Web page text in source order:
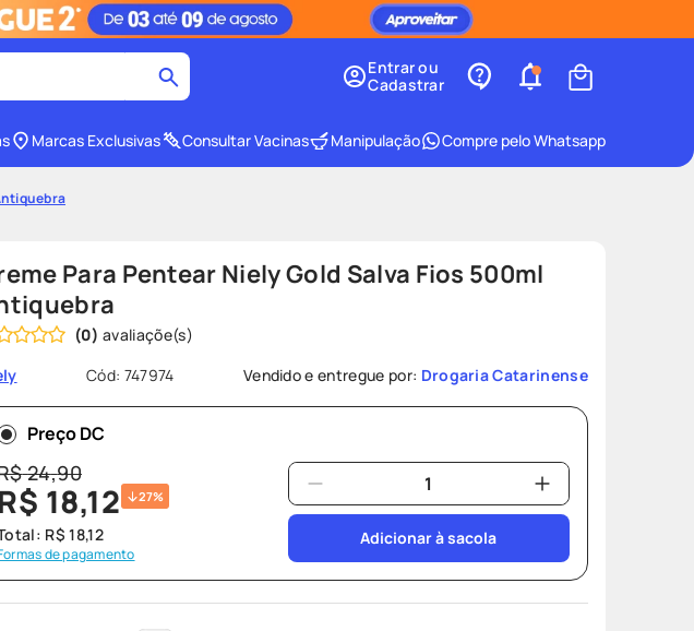
Entrar ou
Cadastrar
Marcas Exclusivas Consultar Vacinas Manipulação Compre pelo Whatsapp
Para Pentear Niely Gold Salva Fios 500ml
(0)
Cód: 747974 Vendido e entregue por: Drogaria Catarinense
Preço DC
24,90
R$ 18,12 27%
R$ 18,12
de pagamento
Adicionar à sacola